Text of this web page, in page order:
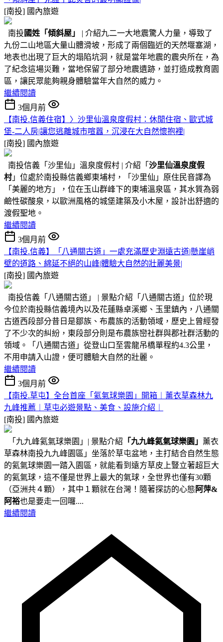
[南投] 國內旅遊
南投 國姓 「傾斜屋」
| 介紹九二一大地震驚人力量，導致了
九份二山地區大量山體滑坡，形成了兩個臨近的天然堰塞湖，
地表也出現了巨大的塌陷坑洞，就是當年地震的震央所在，為
了紀念這場災難，當地保留了部分地震遺跡，並打造成教育園
區，讓民眾能夠親身體驗當年大自然的威力。
繼續閱讀
3個月前
【南投.信義住宿】〉沙里仙溫泉度假村：休閒住宿、歐式城
堡-二人房|讓您逃離城市喧囂，沉浸在大自然懷抱裡|
[南投] 國內旅遊
南投信義「沙里仙」溫泉度假村 | 介紹「 沙里仙溫泉度假
村」位處於南投縣信義鄉東埔村，「沙里仙」原住民音譯為
「美麗的地方」，位在玉山群峰下的東埔溫泉區，其水質為弱
鹼性碳酸泉，以歐洲風格的城堡建築及小木屋，設計出舒適的
渡假聖地。
繼續閱讀
3個月前
【南投.信義】「八通關古道」一處充滿歷史淵遠古道|懸崖峭
壁的道路、綿延不絕的山峰|體驗大自然的壯麗美景|
[南投] 國內旅遊
南投信義「八通關古道」 | 景點介紹「八通關古道」位於現
今位於南投縣信義境內以及花蓮縣卓溪鄉、玉里鎮內，八通關
古道西段部分昔日是鄒族、布農族的活動領域，歷史上曾經發
了不少次的糾紛，東段部分則是布農族巒社群與郡社群活動的
領域。「八通關古道」從登山口至雲龍吊橋單程約4.3公里，
不用申請入山證，便可體驗大自然的壯麗。
繼續閱讀
3個月前
【南投.草屯】全台首座「氦氣球樂園」開箱︱薰衣草森林九
九峰推薦︱草屯必遊景點、美食、設施介紹︱
[南投] 國內旅遊
「九九峰氦氣球樂園」| 景點介紹 「九九峰氦氣球樂園」 薰衣
草森林南投九九峰園區」坐落於草屯盆地，主打結合自然生態
的氦氣球樂園一踏入園區，就能看到遠方草皮上豎立著超巨大
的氦氣球，這不僅是世界上最大的氣球，全世界也僅有30顆
（亞洲共４顆），其中１顆就在台灣！隨著探訪的心態 阿萍&
阿裕也是要走一回囉....
繼續閱讀